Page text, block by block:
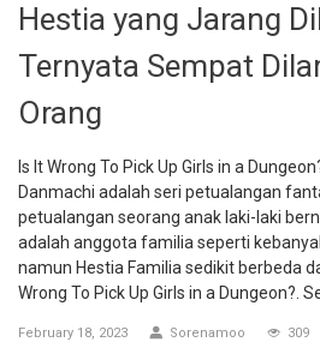
Hestia yang Jarang
Ternyata Sempat
Orang
Is It Wrong To Pick Up Girls in a
Danmachi adalah seri petualangan
petualangan seorang anak laki-laki
adalah anggota familia seperti
namun Hestia Familia sedikit berbeda
Wrong To Pick Up Girls in a Dungeon?.
February 18, 2023 Sorenamoo 309